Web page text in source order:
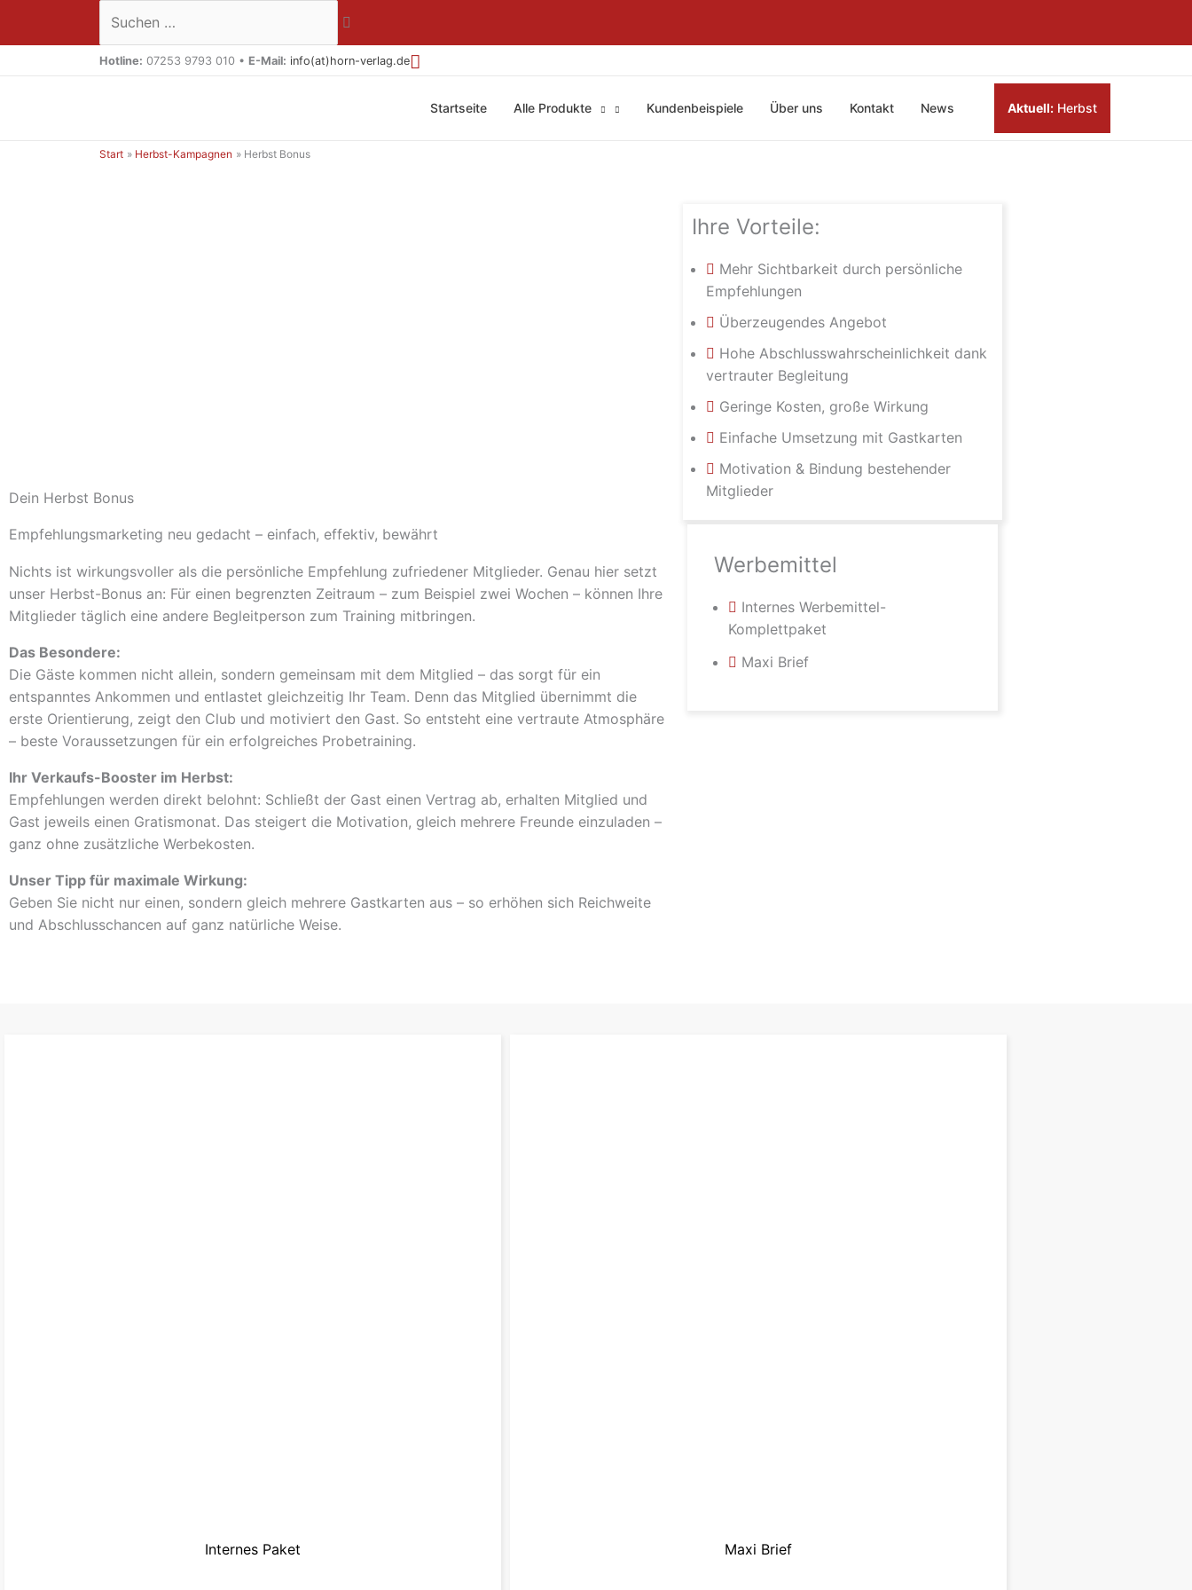
Suchen …
Hotline: 07253 9793 010 • E-Mail: info(at)horn-verlag.de
Startseite Alle Produkte Kundenbeispiele Über uns Kontakt News Aktuell: Herbst
Start Herbst-Kampagnen Herbst Bonus
Dein Herbst Bonus
Empfehlungsmarketing neu gedacht – einfach, effektiv, bewährt
Nichts ist wirkungsvoller als die persönliche Empfehlung zufriedener Mitglieder. Genau hier setzt
unser Herbst-Bonus an: Für einen begrenzten Zeitraum – zum Beispiel zwei Wochen – können Ihre
Mitglieder täglich eine andere Begleitperson zum Training mitbringen.
Das Besondere:
Die Gäste kommen nicht allein, sondern gemeinsam mit dem Mitglied – das sorgt für ein
entspanntes Ankommen und entlastet gleichzeitig Ihr Team. Denn das Mitglied übernimmt die
erste Orientierung, zeigt den Club und motiviert den Gast. So entsteht eine vertraute Atmosphäre
– beste Voraussetzungen für ein erfolgreiches Probetraining.
Ihr Verkaufs-Booster im Herbst:
Empfehlungen werden direkt belohnt: Schließt der Gast einen Vertrag ab, erhalten Mitglied und
Gast jeweils einen Gratismonat. Das steigert die Motivation, gleich mehrere Freunde einzuladen –
ganz ohne zusätzliche Werbekosten.
Unser Tipp für maximale Wirkung:
Geben Sie nicht nur einen, sondern gleich mehrere Gastkarten aus – so erhöhen sich Reichweite
und Abschlusschancen auf ganz natürliche Weise.
Ihre Vorteile:
Mehr Sichtbarkeit durch persönliche
Empfehlungen
Überzeugendes Angebot
Hohe Abschlusswahrscheinlichkeit dank
vertrauter Begleitung
Geringe Kosten, große Wirkung
Einfache Umsetzung mit Gastkarten
Motivation & Bindung bestehender
Mitglieder
Werbemittel
Internes Werbemittel-
Komplettpaket
Maxi Brief
Internes Paket Maxi Brief